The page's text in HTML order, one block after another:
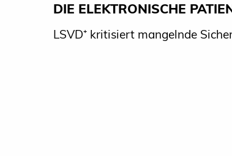
DIE ELEKTRONISCHE
LSVD⁺ kritisiert mangelnde